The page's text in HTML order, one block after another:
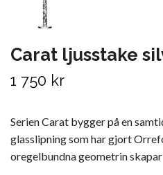
Carat ljusstake
1 750 kr
Serien Carat bygger på en
glasslipning som har gjort
oregelbundna geometrin